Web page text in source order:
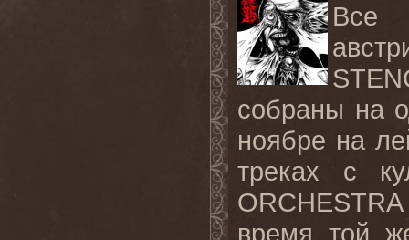
Все
собраны на
ноябре на
треках с
время той